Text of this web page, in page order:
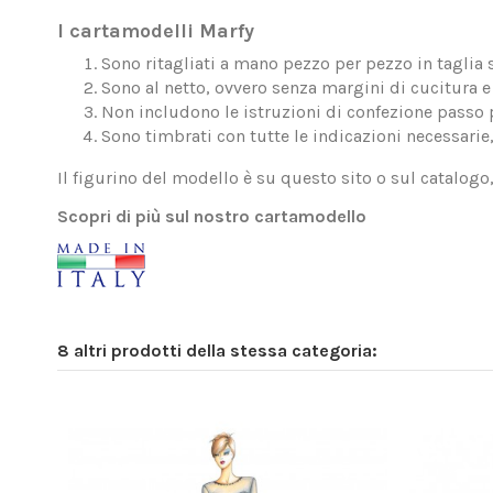
I cartamodelli Marfy
Sono ritagliati a mano pezzo per pezzo in taglia
Sono al netto, ovvero senza margini di cucitura
Non includono le istruzioni di confezione passo
Sono timbrati con tutte le indicazioni
Il figurino del modello è su questo sito o sul
Scopri di più sul nostro cartamodello
8 altri prodotti della stessa categoria: